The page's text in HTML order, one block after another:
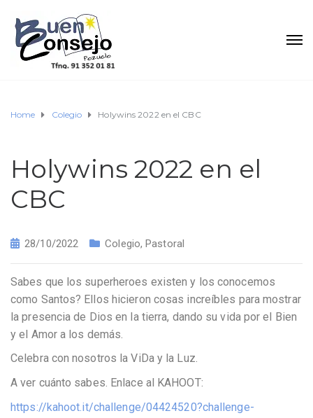
Home Colegio Holywins 2022 en el CBC
Holywins 2022 en el
CBC
28/10/2022 Colegio,Pastoral
Sabes que los superheroes existen y los conocemos
como Santos? Ellos hicieron cosas increíbles para mostrar
la presencia de Dios en la tierra, dando su vida por el Bien
y el Amor a los demás.
Celebra con nosotros la ViDa y la Luz.
A ver cuánto sabes. Enlace al KAHOOT:
https://kahoot.it/challenge/04424520?challenge-